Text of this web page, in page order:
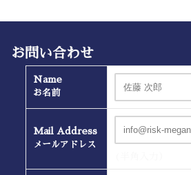
お問い合わせ
Name
お名前
Mail Address
メールアドレス